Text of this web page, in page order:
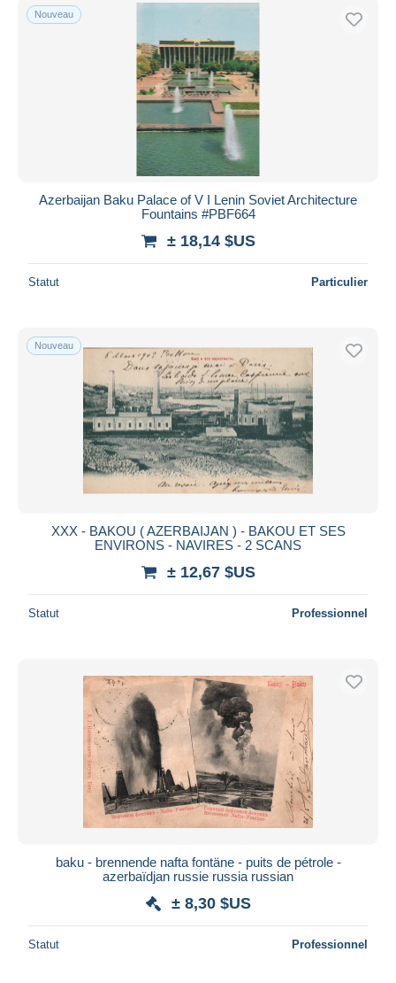
Nouveau
Azerbaijan Baku Palace of V I Lenin Soviet Architecture
Fountains #PBF664
± 18,14 $US
Statut Particulier
Nouveau
XXX - BAKOU ( AZERBAIJAN ) - BAKOU ET SES
ENVIRONS - NAVIRES - 2 SCANS
± 12,67 $US
Statut Professionnel
baku - brennende nafta fontäne - puits de pétrole -
azerbaïdjan russie russia russian
± 8,30 $US
Statut Professionnel